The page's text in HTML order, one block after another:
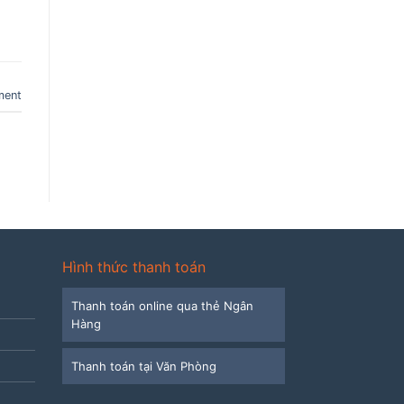
Hình thức thanh toán
Thanh toán online qua thẻ Ngân
Hàng
Thanh toán tại Văn Phòng